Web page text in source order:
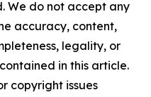
We do not accept any
accuracy, content,
legality, or
in this article.
copyright issues